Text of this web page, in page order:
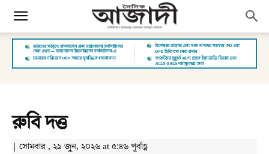
রুবি দত্ত
| সোমবার , ২৯ জুন, ২০২৬ at ৫:৪৬ পূর্বাহ্ণ